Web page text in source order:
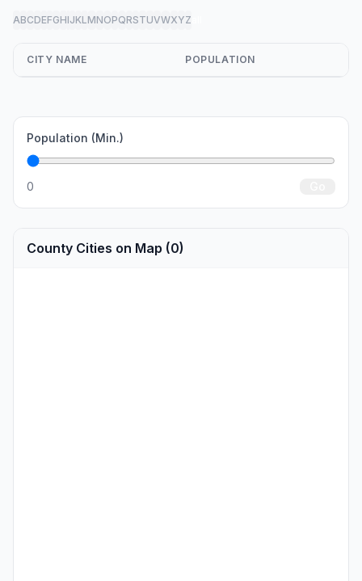
ABCDEFGHIJKLMNOPQRSTUVWXYZ
CITY NAME POPULATION
Population (Min.)
0
County Cities on Map (0)